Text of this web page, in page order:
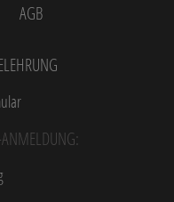
AGB